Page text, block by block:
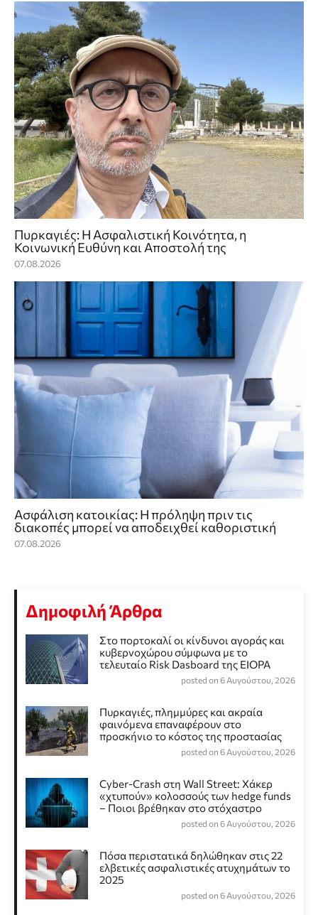
Πυρκαγιές: Η Ασφαλιστική Κοινότητα, η
Κοινωνική Ευθύνη και Αποστολή της
07.08.2026
Ασφάλιση κατοικίας: Η πρόληψη πριν τις
διακοπές μπορεί να αποδειχθεί καθοριστική
07.08.2026
Δημοφιλή Άρθρα
Στο πορτοκαλί οι κίνδυνοι αγοράς και
κυβερνοχώρου σύμφωνα με το
τελευταίο Risk Dasboard της EIOPA
posted on 6 Αυγούστου, 2026
Πυρκαγιές, πλημμύρες και ακραία
φαινόμενα επαναφέρουν στο
προσκήνιο το κόστος της προστασίας
posted on 6 Αυγούστου, 2026
Cyber-Crash στη Wall Street: Χάκερ
«χτυπούν» κολοσσούς των hedge funds
– Ποιοι βρέθηκαν στο στόχαστρο
posted on 6 Αυγούστου, 2026
Πόσα περιστατικά δηλώθηκαν στις 22
ελβετικές ασφαλιστικές ατυχημάτων το
2025
posted on 6 Αυγούστου, 2026